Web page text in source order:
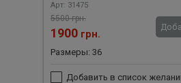
Арт: 31475
5500 грн.
1900 грн.
Размеры: 36
Добавить в список